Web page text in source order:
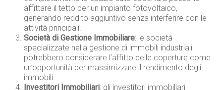
affittare il tetto per un impianto fotovoltaico,
generando reddito aggiuntivo senza interferire con le
attività principali.
Società di Gestione Immobiliare: le società
specializzate nella gestione di immobili industriali
potrebbero considerare l’affitto delle coperture come
un’opportunità per massimizzare il rendimento degli
immobili.
Investitori Immobiliari: gli investitori immobiliari